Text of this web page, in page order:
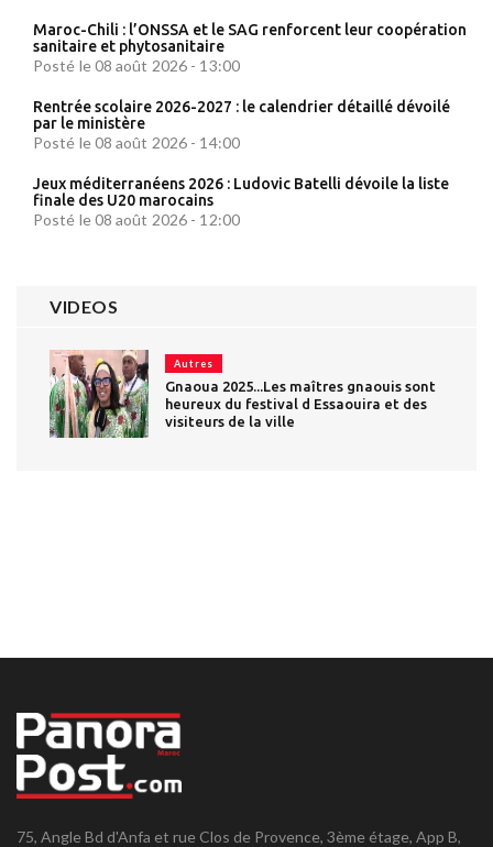
Maroc-Chili : l’ONSSA et le SAG renforcent leur coopération
sanitaire et phytosanitaire
Posté le 08 août 2026 - 13:00
Rentrée scolaire 2026-2027 : le calendrier détaillé dévoilé
par le ministère
Posté le 08 août 2026 - 14:00
Jeux méditerranéens 2026 : Ludovic Batelli dévoile la liste
finale des U20 marocains
Posté le 08 août 2026 - 12:00
VIDEOS
Autres
Gnaoua 2025...Les maîtres gnaouis sont
heureux du festival d Essaouira et des
visiteurs de la ville
75, Angle Bd d'Anfa et rue Clos de Provence, 3ème étage, App B,